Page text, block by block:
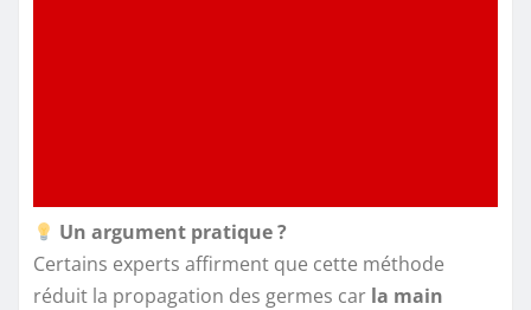
Un argument pratique ?
Certains experts affirment que cette méthode
réduit la propagation des germes car la main